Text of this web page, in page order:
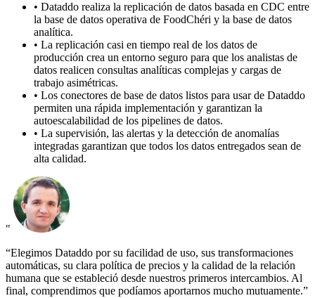
• Dataddo realiza la replicación de datos basada en CDC entre
la base de datos operativa de FoodChéri y la base de datos
analítica.
• La replicación casi en tiempo real de los datos de
producción crea un entorno seguro para que los analistas de
datos realicen consultas analíticas complejas y cargas de
trabajo asimétricas.
• Los conectores de base de datos listos para usar de Dataddo
permiten una rápida implementación y garantizan la
autoescalabilidad de los pipelines de datos.
• La supervisión, las alertas y la detección de anomalías
integradas garantizan que todos los datos entregados sean de
alta calidad.
"
“Elegimos Dataddo por su facilidad de uso, sus transformaciones
automáticas, su clara política de precios y la calidad de la relación
humana que se estableció desde nuestros primeros intercambios. Al
final, comprendimos que podíamos aportarnos mucho mutuamente.”